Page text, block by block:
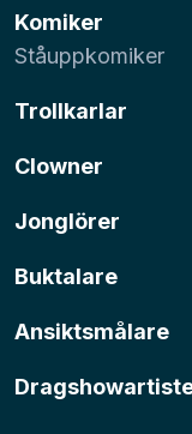
Komiker
Ståuppkomiker
Trollkarlar
Clowner
Jonglörer
Buktalare
Ansiktsmålare